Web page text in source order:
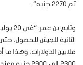
ثم 2270 جنيه”.
الثانية للجيش للحصول،
ملايين الدولارات، وهذا